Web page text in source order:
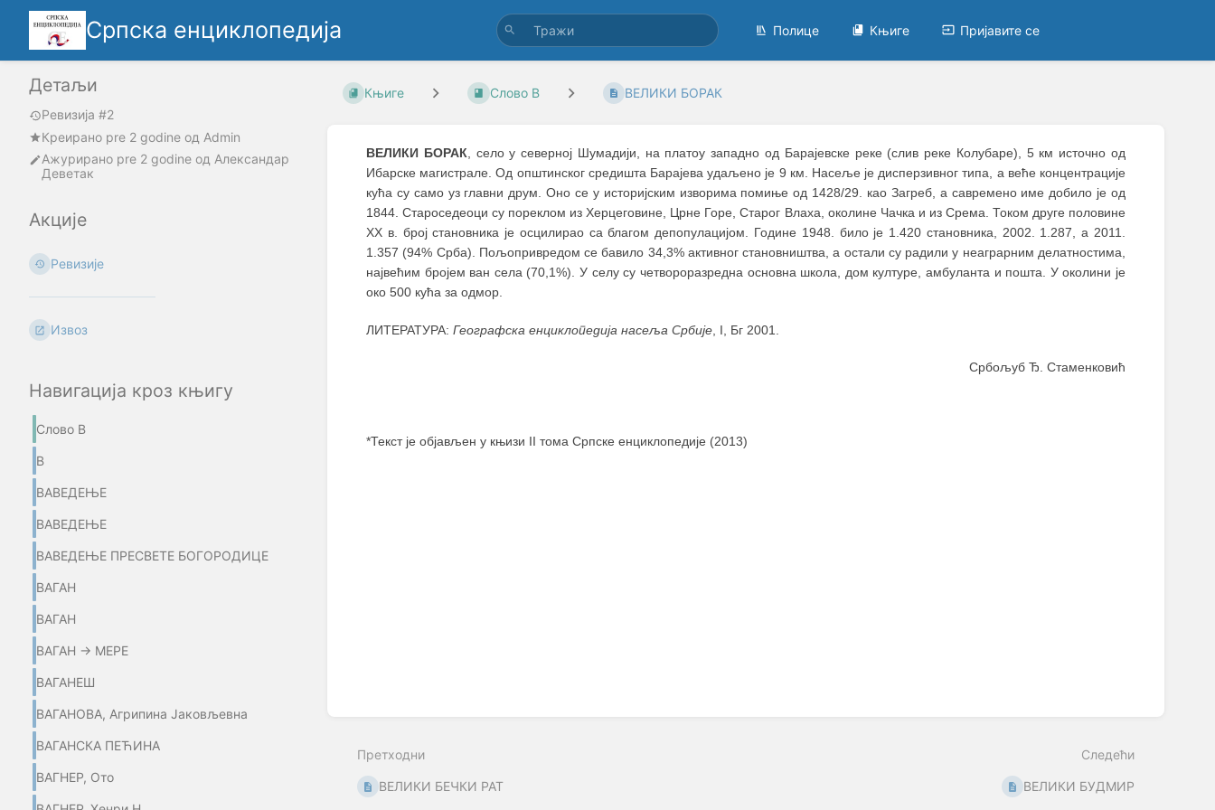
Српска енциклопедија Полице Књиге Пријавите се
Детаљи
Ревизија #2
Креирано pre 2 godine oд Admin
Ажурирано pre 2 godine од Александар
Деветак
Акције
Ревизије
Извоз
Навигација кроз књигу
Слово В
В
ВАВЕДЕЊЕ
ВАВЕДЕЊЕ
ВАВЕДЕЊЕ ПРЕСВЕТЕ БОГОРОДИЦЕ
ВАГАН
ВАГАН
ВАГАН → МЕРЕ
ВАГАНЕШ
ВАГАНОВА, Агрипина Јаковљевна
ВАГАНСКА ПЕЋИНА
ВАГНЕР, Ото
Књиге Слово В ВЕЛИКИ БОРАК
ВЕЛИКИ БОРАК, село у северној Шумадији, на платоу западно од Барајевске реке (слив реке Колубаре), 5 км источно од
Ибарске магистрале. Од општинског средишта Барајева удаљено је 9 км. Насеље је дисперзивног типа, а веће концентрације
кућа су само уз главни друм. Оно се у историјским изворима помиње од 1428/29. као Загреб, а савремено име добило је од
1844. Староседеоци су пореклом из Херцеговине, Црне Горе, Старог Влаха, околине Чачка и из Срема. Током друге половине
XX в. број становника је осцилирао са благом депопулацијом. Године 1948. било је 1.420 становника, 2002. 1.287, а 2011.
1.357 (94% Срба). Пољопривредом се бавило 34,3% активног становништва, а остали су радили у неаграрним делатностима,
највећим бројем ван села (70,1%). У селу су четвороразредна основна школа, дом културе, амбуланта и пошта. У околини је
око 500 кућа за одмор.
ЛИТЕРАТУРА: Географска енциклопедија насеља Србије , I, Бг 2001.
Србољуб Ђ. Стаменковић
*Текст је објављен у књизи II тома Српске енциклопедије (2013)
Претходни
ВЕЛИКИ БЕЧКИ РАТ
Следећи
ВЕЛИКИ БУДМИР